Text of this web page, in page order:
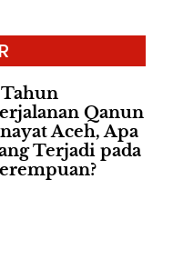
Qanun
Aceh, Apa
Terjadi pada